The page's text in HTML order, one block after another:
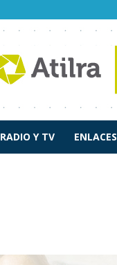
RADIO Y TV ENLACES